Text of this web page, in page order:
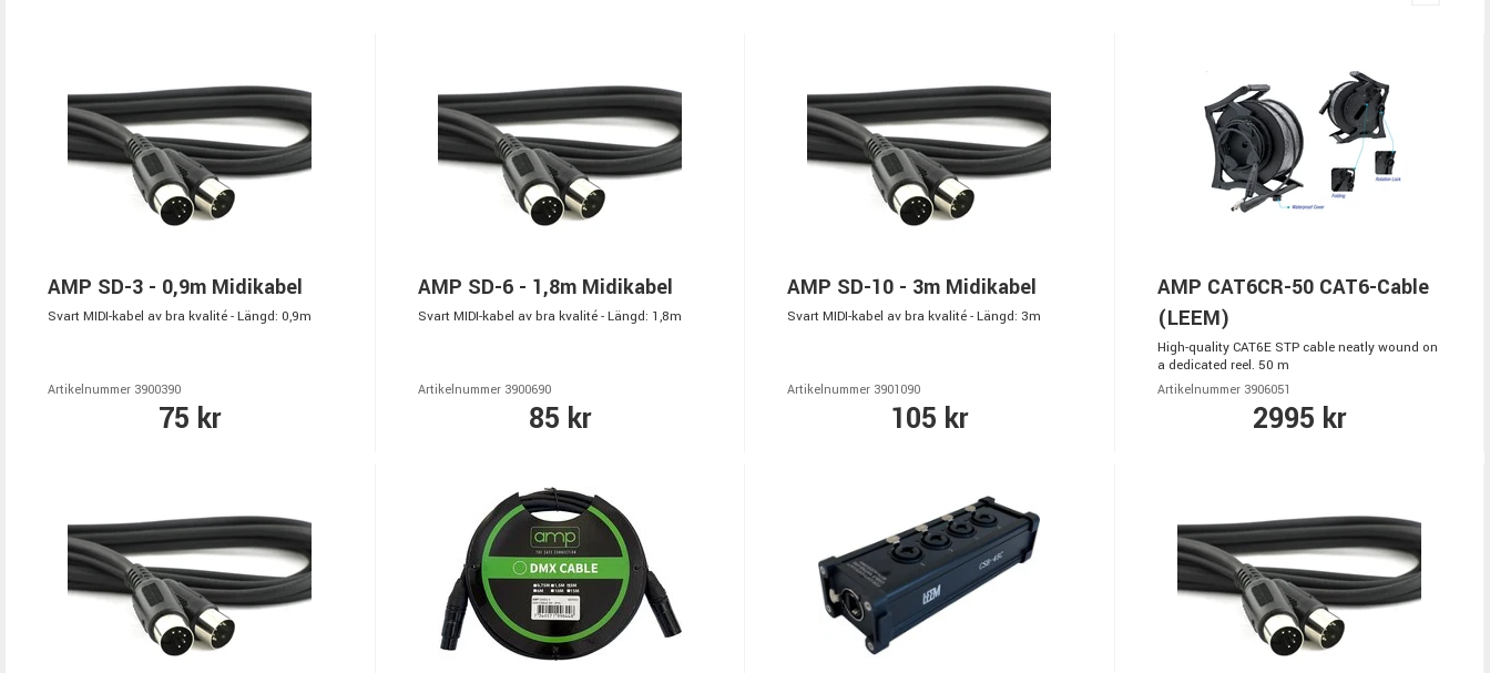
AMP SD-3 - 0,9m Midikabel
Svart MIDI-kabel av bra kvalité - Längd: 0,9m
Artikelnummer 3900390
75 kr
AMP SD-6 - 1,8m Midikabel
Svart MIDI-kabel av bra kvalité - Längd: 1,8m
Artikelnummer 3900690
85 kr
AMP SD-10 - 3m Midikabel
Svart MIDI-kabel av bra kvalité - Längd: 3m
Artikelnummer 3901090
105 kr
AMP CAT6CR-50 CAT6-Cable
(LEEM)
High-quality CAT6E STP cable neatly wound on
a dedicated reel. 50 m
Artikelnummer 3906051
2995 kr